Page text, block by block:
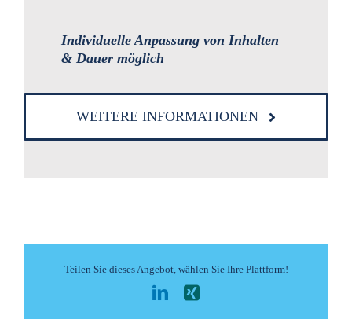
Individuelle Anpassung von Inhalten
& Dauer möglich
WEITERE INFORMATIONEN
Teilen Sie dieses Angebot, wählen Sie Ihre Plattform!
LinkedIn
Xing